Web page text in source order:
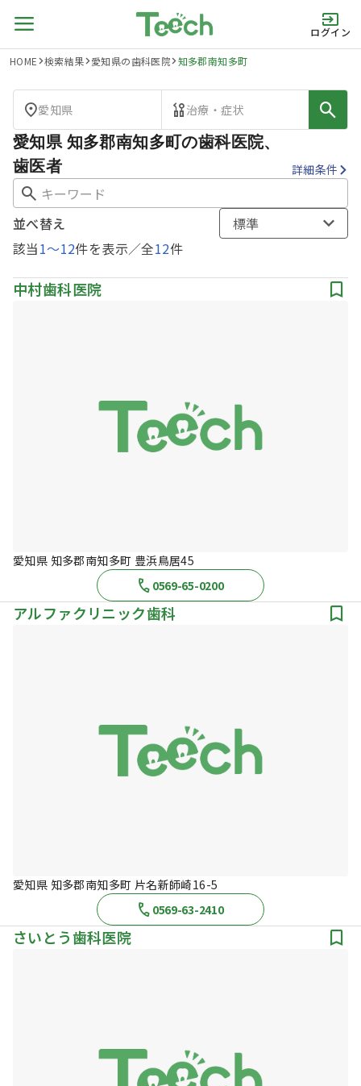
ログイン
HOME 検索結果 愛知県の歯科医院 知多郡南知多町
愛知県 治療・症状
愛知県 知多郡南知多町の歯科医院、
歯医者
詳細条件
該当1〜12件を表示／全12件
並べ替え 標準
中村歯科医院
愛知県 知多郡南知多町 豊浜鳥居45
0569-65-0200
アルファクリニック歯科
愛知県 知多郡南知多町 片名新師崎16-5
0569-63-2410
さいとう歯科医院